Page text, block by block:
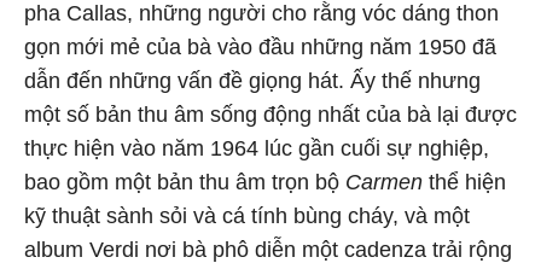
pha Callas, những người cho rằng vóc dáng thon
gọn mới mẻ của bà vào đầu những năm 1950 đã
dẫn đến những vấn đề giọng hát. Ấy thế nhưng
một số bản thu âm sống động nhất của bà lại được
thực hiện vào năm 1964 lúc gần cuối sự nghiệp,
bao gồm một bản thu âm trọn bộ Carmen thể hiện
kỹ thuật sành sỏi và cá tính bùng cháy, và một
album Verdi nơi bà phô diễn một cadenza trải rộng